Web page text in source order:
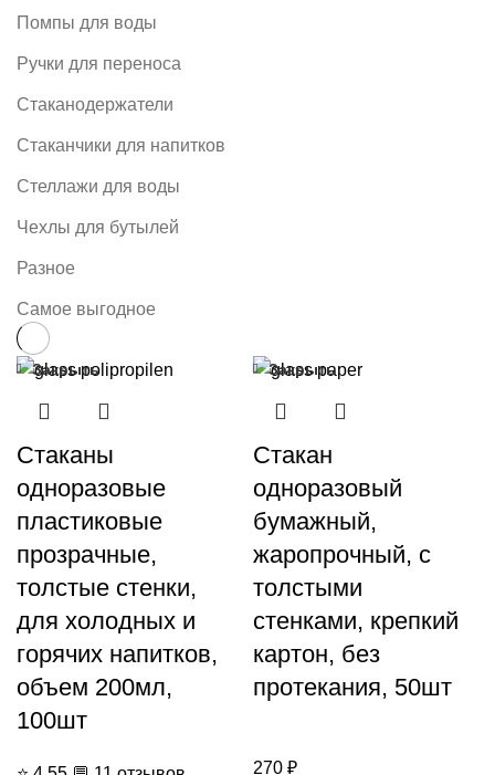
Помпы для воды
Ручки для переноса
Стаканодержатели
Стаканчики для напитков
Стеллажи для воды
Чехлы для бутылей
Разное
Самое выгодное
Закрыть
Стаканы
одноразовые
пластиковые
прозрачные,
толстые стенки,
для холодных и
горячих напитков,
объем 200мл,
100шт
Закрыть
Стакан
одноразовый
бумажный,
жаропрочный, с
толстыми
стенками, крепкий
картон, без
протекания, 50шт
270 ₽